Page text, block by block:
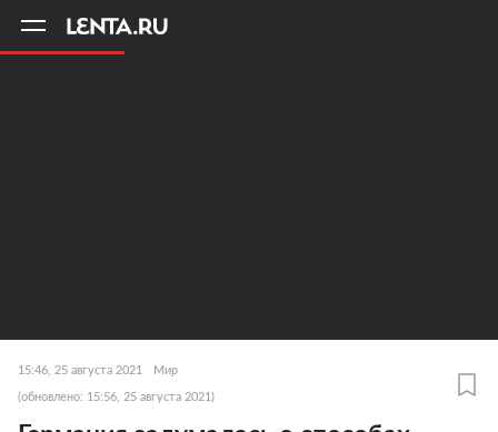
15:46, 25 августа 2021 Мир
(обновлено: 15:56, 25 августа 2021)